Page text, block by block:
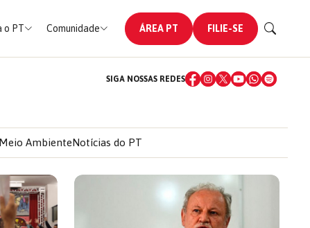
o PT Comunidade ÁREA PT FILIE-SE
SIGA NOSSAS REDES
Meio AmbienteNotícias do PT